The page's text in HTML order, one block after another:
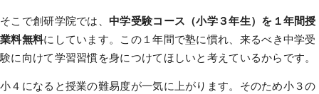
そこで創研学院では、 中学受験コース（小学３年生）を１年間授
業料無料にしています。この１年間で塾に慣れ、来るべき中学受
験に向けて学習習慣を身につけてほしいと考えているからです。
小４になると授業の難易度が一気に上がります。そのため小３の